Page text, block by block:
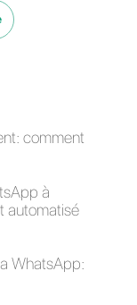
savoir plus
vous
gratuit
tous les
vous avons
Callbell